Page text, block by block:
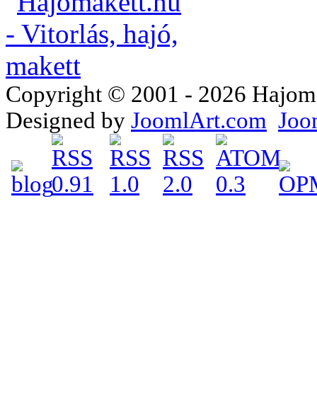
Copyright © 2001 - 2026
Designed by JoomlArt.com